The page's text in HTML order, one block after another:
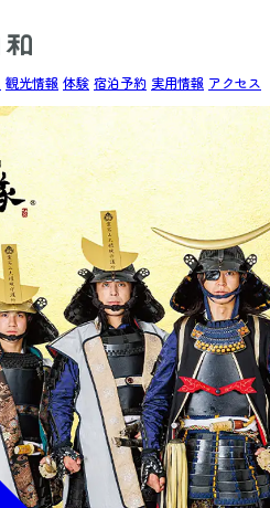
観光情報 体験 宿泊予約 実用情報 アクセス